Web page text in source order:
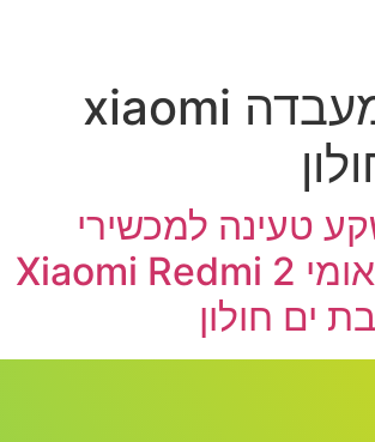
מעבדה xiaomi
טעינה למכשירי
קסיומי שיאומי Xiaomi Redmi 2
ים חולון